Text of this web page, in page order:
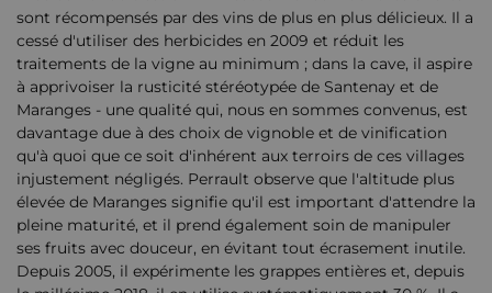
sont récompensés par des vins de plus en plus délicieux. Il a
cessé d'utiliser des herbicides en 2009 et réduit les
traitements de la vigne au minimum ; dans la cave, il aspire
à apprivoiser la rusticité stéréotypée de Santenay et de
Maranges - une qualité qui, nous en sommes convenus, est
davantage due à des choix de vignoble et de vinification
qu'à quoi que ce soit d'inhérent aux terroirs de ces villages
injustement négligés. Perrault observe que l'altitude plus
élevée de Maranges signifie qu'il est important d'attendre la
pleine maturité, et il prend également soin de manipuler
ses fruits avec douceur, en évitant tout écrasement inutile.
Depuis 2005, il expérimente les grappes entières et, depuis